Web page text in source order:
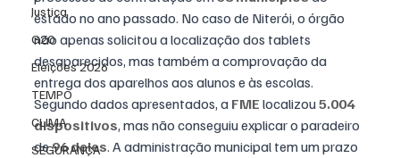
Justiça
G20
Eleições 2026
TEMPO
CLIMA
SEGURANÇA
estado no ano passado. No caso de Niterói, o órgão
não apenas solicitou a localização dos tablets
desaparecidos, mas também a comprovação da
entrega dos aparelhos aos alunos e às escolas.
Segundo dados apresentados, a FME localizou 5.004
dispositivos, mas não conseguiu explicar o paradeiro
de 96 deles. A administração municipal tem um prazo